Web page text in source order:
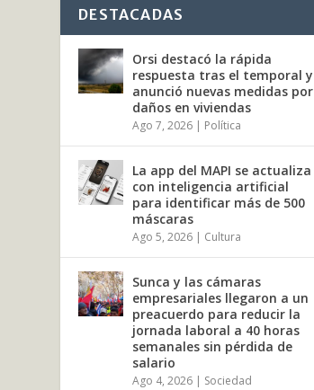
DESTACADAS
Orsi destacó la rápida
respuesta tras el temporal y
anunció nuevas medidas por
daños en viviendas
Ago 7, 2026 | Política
La app del MAPI se actualiza
con inteligencia artificial
para identificar más de 500
máscaras
Ago 5, 2026 | Cultura
Sunca y las cámaras
empresariales llegaron a un
preacuerdo para reducir la
jornada laboral a 40 horas
semanales sin pérdida de
salario
Ago 4, 2026 | Sociedad